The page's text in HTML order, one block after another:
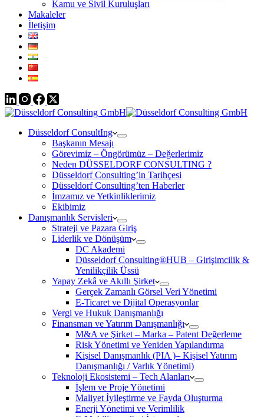
Kamu ve Sivil Kuruluşları
Makaleler
İletişim
Düsseldorf ConsultIng
Başkanın Mesajı
Görevimiz – Öngörümüz – Değerlerimiz
Neden DÜSSELDORF CONSULTING ?
Düsseldorf Consulting’in Tarihçesi
Düsseldorf Consulting’ten Haberler
İmzamız ve Yetkinliklerimiz
Ekibimiz
Danışmanlık Servisleri
Strateji ve Pazara Giriş
Liderlik ve Dönüşüm
DC Akademi
Düsseldorf Consulting®HUB – Girişimcilik &
Yenilikçilik Üssü
Yapay Zekâ ve Akıllı Şirket
Gerçek Zamanlı Görsel Veri Yönetimi
E-Ticaret ve Dijital Operasyonlar
Vergi ve Hukuk Danışmanlığı
Finansman ve Yatırım Danışmanlığı
M&A ve Şirket – Marka – Patent Değerleme
Risk Yönetimi ve Yeniden Yapılandırma
Kişisel Danışmanlık (PIA )– Kişisel Yatırım
Danışmanlığı / Varlık Yönetimi)
Teknoloji Ekosistemi – Tech Alanları
İşlem ve Proje Yönetimi
Maliyet İyileştirme ve Fayda Oluşturma
Enerji Yönetimi ve Verimlilik